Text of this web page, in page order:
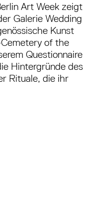
Art Week zeigt
Galerie Wedding
Kunst
of the
Questionnaire
Hintergründe des
Rituale, die ihr